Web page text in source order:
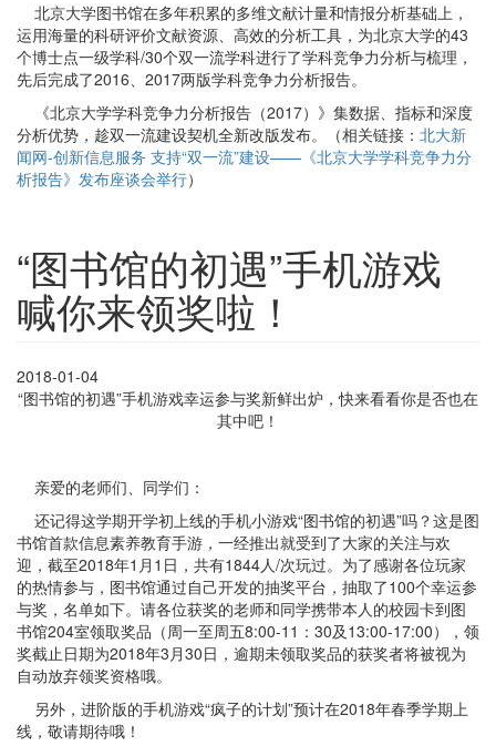
北京大学图书馆在多年积累的多维文献计量和情报分析基础上，
运用海量的科研评价文献资源、高效的分析工具，为北京大学的43
个博士点一级学科/30个双一流学科进行了学科竞争力分析与梳理，
先后完成了2016、2017两版学科竞争力分析报告。
《北京大学学科竞争力分析报告（2017）》集数据、指标和深度
分析优势，趁双一流建设契机全新改版发布。（相关链接： 北大新
闻网-创新信息服务 支持“双一流”建设——《北京大学学科竞争力分
析报告》发布座谈会举行）
“图书馆的初遇”手机游戏
喊你来领奖啦！
2018-01-04
“图书馆的初遇”手机游戏幸运参与奖新鲜出炉，快来看看你是否也在
其中吧！
亲爱的老师们、同学们：
还记得这学期开学初上线的手机小游戏“图书馆的初遇”吗？这是图
书馆首款信息素养教育手游，一经推出就受到了大家的关注与欢
迎，截至2018年1月1日，共有1844人/次玩过。为了感谢各位玩家
的热情参与，图书馆通过自己开发的抽奖平台，抽取了100个幸运参
与奖，名单如下。请各位获奖的老师和同学携带本人的校园卡到图
书馆204室领取奖品（周一至周五8:00-11：30及13:00-17:00），领
奖截止日期为2018年3月30日，逾期未领取奖品的获奖者将被视为
自动放弃领奖资格哦。
另外，进阶版的手机游戏“疯子的计划”预计在2018年春季学期上
线，敬请期待哦！